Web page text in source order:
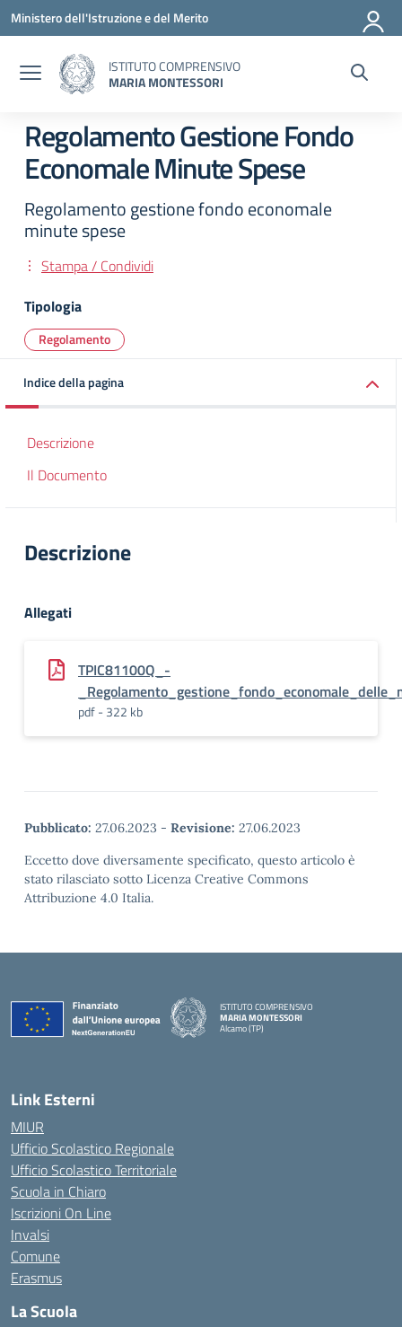
Vai ai contenuti
Vai al menu di navigazione
Vai al footer
Ministero dell'Istruzione e del Merito
ISTITUTO COMPRENSIVO
MARIA MONTESSORI
Regolamento Gestione Fondo
Economale Minute Spese
Regolamento gestione fondo economale
minute spese
Stampa / Condividi
Tipologia
Regolamento
Indice della pagina
Descrizione
Il Documento
Descrizione
Allegati
TPIC81100Q_-
pdf - 322 kb
Pubblicato: 27.06.2023 - Revisione: 27.06.2023
Eccetto dove diversamente specificato, questo articolo è
stato rilasciato sotto Licenza Creative Commons
Attribuzione 4.0 Italia.
ISTITUTO COMPRENSIVO
MARIA MONTESSORI
Alcamo (TP)
Link Esterni
MIUR
Ufficio Scolastico Regionale
Ufficio Scolastico Territoriale
Scuola in Chiaro
Iscrizioni On Line
Invalsi
Comune
Erasmus
La Scuola